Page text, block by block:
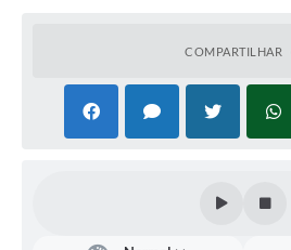
Formulário
COMPARTILHAR